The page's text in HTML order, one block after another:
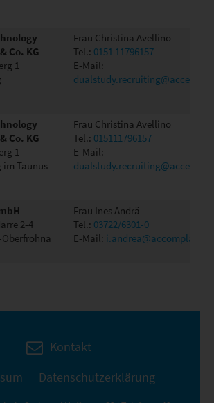
Co. KG
1
Frau Christina Avellino
Tel.: 0151 11796157
E-Mail:
Co. KG
1
im Taunus
Frau Christina Avellino
Tel.: 015111796157
E-Mail:
2-4
Frau Ines Andrä
Tel.: 03722/6301-0
E-Mail: i.andrea@accomplast.de
Kontakt
Datenschutzerklärung